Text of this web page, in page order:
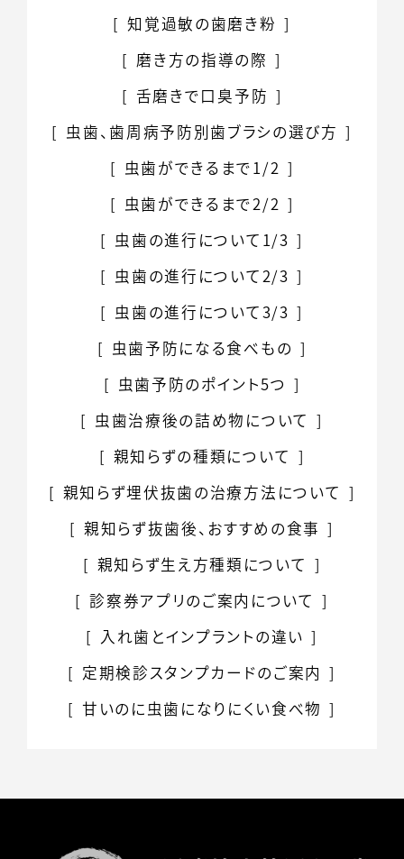
知覚過敏の歯磨き粉
磨き方の指導の際
舌磨きで口臭予防
虫歯、歯周病予防別歯ブラシの選び方
虫歯ができるまで1/2
虫歯ができるまで2/2
虫歯の進行について1/3
虫歯の進行について2/3
虫歯の進行について3/3
虫歯予防になる食べもの
虫歯予防のポイント5つ
虫歯治療後の詰め物について
親知らずの種類について
親知らず埋伏抜歯の治療方法について
親知らず抜歯後、おすすめの食事
親知らず生え方種類について
診察券アプリのご案内について
入れ歯とインプラントの違い
定期検診スタンプカードのご案内
甘いのに虫歯になりにくい食べ物